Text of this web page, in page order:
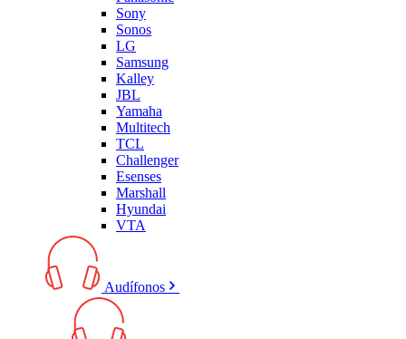
Sony
Sonos
LG
Samsung
Kalley
JBL
Yamaha
Multitech
TCL
Challenger
Esenses
Marshall
Hyundai
VTA
Audífonos